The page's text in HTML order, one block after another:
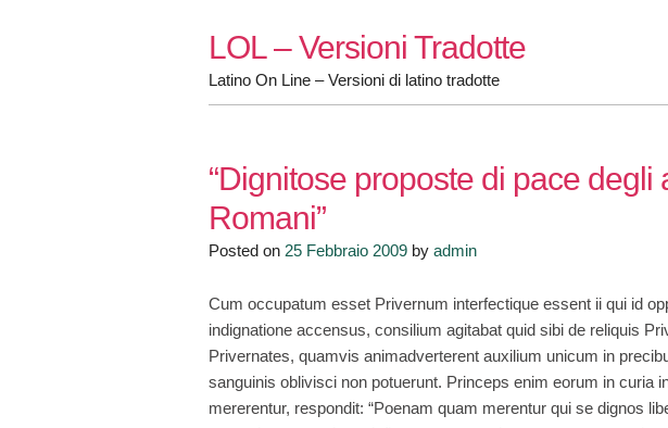
LOL – Versioni Tradotte
Latino On Line – Versioni di latino tradotte
“Dignitose proposte di pace degli
Romani”
Posted on 25 Febbraio 2009 by admin
Cum occupatum esset Privernum interfectique essent ii qui id
indignatione accensus, consilium agitabat quid sibi de reliquis
Privernates, quamvis animadverterent auxilium unicum in
sanguinis oblivisci non potuerunt. Princeps enim eorum in curia
mererentur, respondit: “Poenam quam merentur qui se dignos